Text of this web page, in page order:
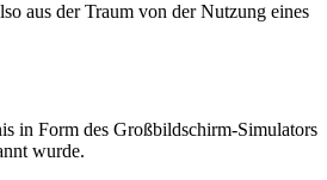
aus der Traum von der Nutzung eines
in Form des Großbildschirm-Simulators
wurde.